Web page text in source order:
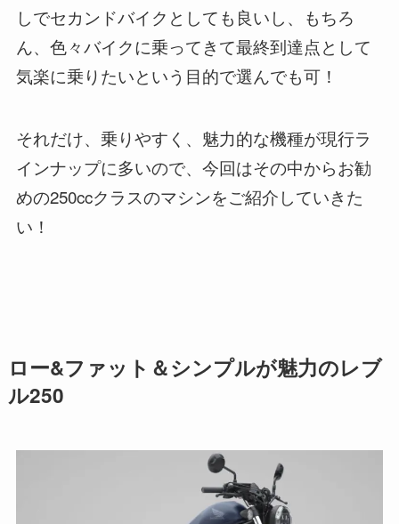
しでセカンドバイクとしても良いし、もちろ
ん、色々バイクに乗ってきて最終到達点として
気楽に乗りたいという目的で選んでも可！
それだけ、乗りやすく、魅力的な機種が現行ラ
インナップに多いので、今回はその中からお勧
めの250ccクラスのマシンをご紹介していきた
い！
ロー&ファット＆シンプルが魅力のレブ
ル250